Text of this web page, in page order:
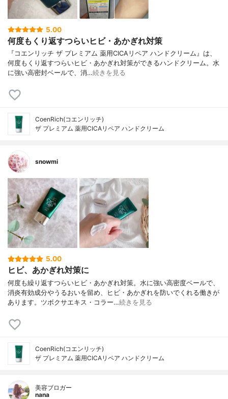
5.00
何度もくり返すつらいヒビ・あかぎれ対策
『コエンリッチ ザ プレミアム 薬用CICAリペア ハンドクリーム』は、
何度もくり返すつらいヒビ・あかぎれ対策ができるハンドクリーム。水
に強い高密封ベールで、消…続きを見る
CoenRich(コエンリッチ)
ザ プレミアム 薬用CICAリペア ハンドクリーム
snowmi
5.00
ヒビ、あかぎれ対策に
何度も繰り返すつらいヒビ・あかぎれ対策。水に強い高密度ベールで、
消炎有効成分やうるおいを留め、ヒビ・あかぎれを防いでくれる働きが
あります。ツボクサエキス・コラー…続きを見る
CoenRich(コエンリッチ)
ザ プレミアム 薬用CICAリペア ハンドクリーム
美容ブロガー
nana